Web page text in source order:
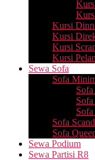
Kursi
Kursi
Kursi
Kursi
Sewa Sofa
Sofa
Sofa
Sofa
Sewa Podium
Sewa Partisi R8